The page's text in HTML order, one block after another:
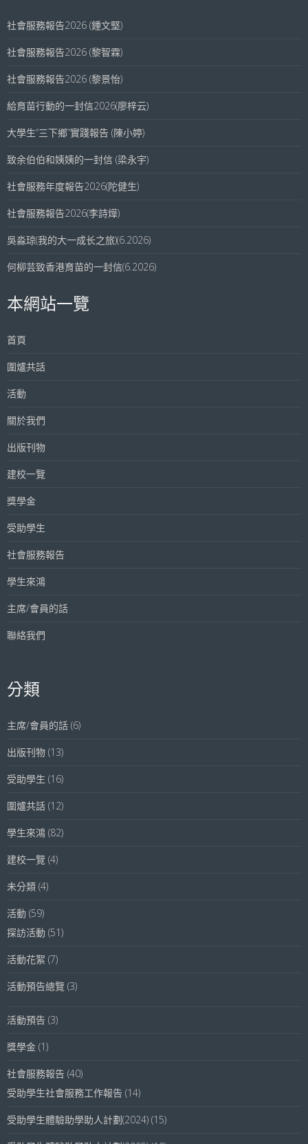
社會服務報告2026 (鍾文堅)
社會服務報告2026 (黎智霖)
社會服務報告2026 (黎景怡)
給育苗行動的一封信2026(廖梓云)
大學生“三下鄉”實踐報告 (陳小婷)
致余伯伯和姨姨的一封信 (梁永宇)
社會服務年度報告2026(陀健生)
社會服務報告2026(李詩燁)
吳淼琼(我的大一成长之旅)(6.2026)
何柳芸致香港育苗的一封信(6.2026)
本網站一覽
首頁
圍爐共話
活動
關於我們
出版刊物
建校一覽
獎學金
受助學生
社會服務報告
學生來鴻
主席/會員的話
聯絡我們
分類
主席/會員的話 (6)
出版刊物 (13)
受助學生 (16)
圍爐共話 (12)
學生來鴻 (82)
建校一覽 (4)
未分類 (4)
活動 (59)
探訪活動 (51)
活動花絮 (7)
活動預告總覽 (3)
活動預告 (3)
獎學金 (1)
社會服務報告 (40)
受助學生社會服務工作報告 (14)
受助學生體驗助學助人計劃(2024) (15)